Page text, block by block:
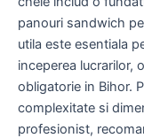
panouri sandwich
utila este esentiala
inceperea lucrarilor,
obligatorie in Bihor.
complexitate si
profesionist,